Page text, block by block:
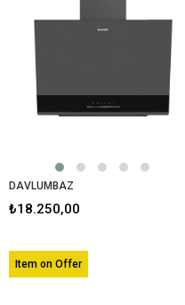
DAVLUMBAZ
₺18.250,00
Item on Offer